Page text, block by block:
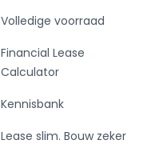
Volledige voorraad
Financial Lease
Calculator
Kennisbank
Lease slim. Bouw zeker